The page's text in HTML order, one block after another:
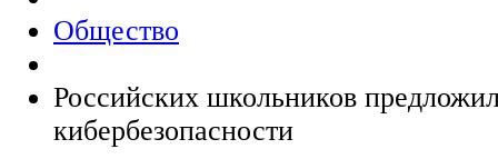
Общество
Российских школьников
кибербезопасности